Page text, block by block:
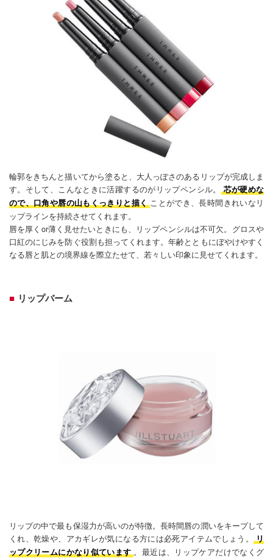
輪郭をきちんと描いてから塗ると、大人っぽさのあるリップが完成しま
す。そして、こんなときに活躍するのがリップペンシル。
芯が硬めな
ので、口角や唇の山もくっきりと描く ことができ、長時間きれいなリ
ップラインを持続させてくれます。
唇を厚くor薄く見せたいときにも、リップペンシルは不可欠。グロスや
口紅のにじみを防ぐ役割も担ってくれます。年齢とともにぼやけやすく
なる唇と肌との境界線を際立たせて、若々しい印象に見せてくれます。
リップバーム
リップの中で最も保湿力が高いのが特徴。長時間唇の潤いをキープして
くれ、乾燥や、アカギレが気になる方には必死アイテムでしょう。
リ
ップクリームにかなり似ています 。最近は、リップケアだけでなくグ